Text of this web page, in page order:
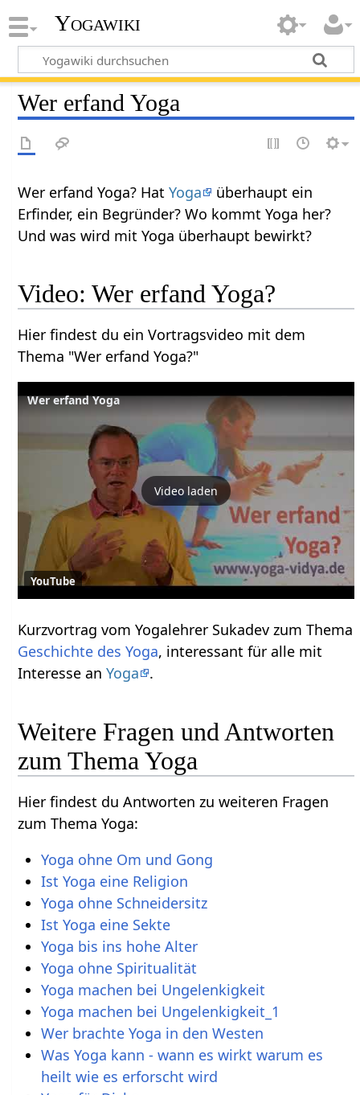
Yogawiki
Wer erfand Yoga
Wer erfand Yoga? HatYoga
überhaupt ein
Erfinder, ein Begründer? Wo kommt Yoga her?
Und was wird mit Yoga überhaupt bewirkt?
Video: Wer erfand Yoga?
Hier findest du ein Vortragsvideo mit dem
Thema "Wer erfand Yoga?"
Wer erfand Yoga
Video laden
YouTube
Kurzvortrag vom Yogalehrer Sukadev zum Thema
Geschichte des Yoga, interessant für alle mit
Interesse anYoga .
Weitere Fragen und Antworten
zum Thema Yoga
Hier findest du Antworten zu weiteren Fragen
zum Thema Yoga:
Yoga ohne Om und Gong
Ist Yoga eine Religion
Yoga ohne Schneidersitz
Ist Yoga eine Sekte
Yoga bis ins hohe Alter
Yoga ohne Spiritualität
Yoga machen bei Ungelenkigkeit
Yoga machen bei Ungelenkigkeit_1
Wer brachte Yoga in den Westen
Was Yoga kann - wann es wirkt warum es
heilt wie es erforscht wird